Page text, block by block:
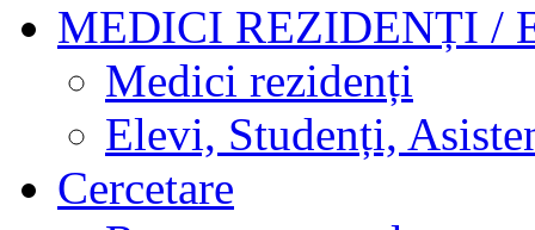
MEDICI REZIDENȚI /
Medici rezidenți
Elevi, Studenți,
Cercetare